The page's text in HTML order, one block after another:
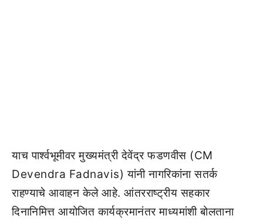
याच पार्श्वभूमीवर मुख्यमंत्री देवेंद्र फडणवीस (CM
Devendra Fadnavis) यांनी नागरिकांना सतर्क
राहण्याचे आवाहन केले आहे. आंतरराष्ट्रीय सहकार
दिनानिमित्त आयोजित कार्यक्रमानंतर माध्यमांशी बोलताना